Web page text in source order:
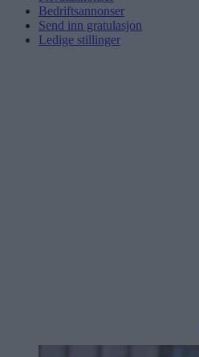
Bedriftsannonser
Send inn gratulasjon
Ledige stillinger